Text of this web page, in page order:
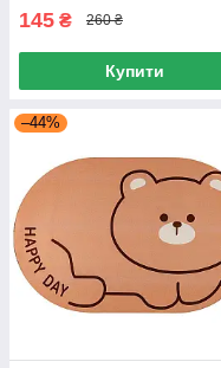
145 ₴ 260 ₴
Купити
–44%